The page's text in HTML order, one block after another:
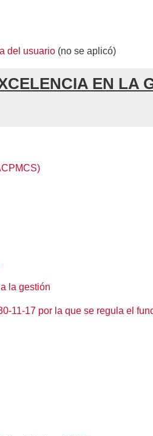
del usuario (no se aplicó)
EN LA
la gestión
11-17 por la que se regula el